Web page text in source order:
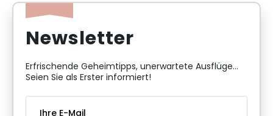
Newsletter
Erfrischende Geheimtipps, unerwartete Ausflüge...
Seien Sie als Erster informiert!